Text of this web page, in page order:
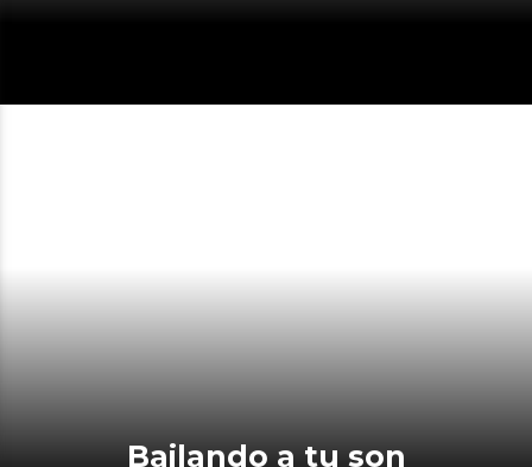
Bailando a tu son